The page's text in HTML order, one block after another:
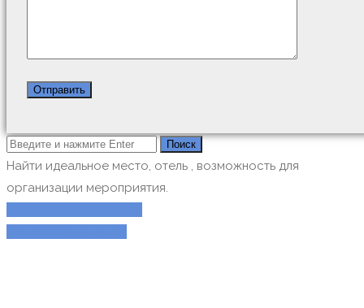
Найти идеальное место, отель , возможность для
организации мероприятия.